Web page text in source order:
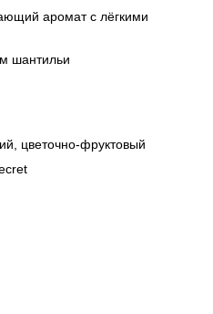
аромат с лёгкими
шантильи
цветочно-фруктовый